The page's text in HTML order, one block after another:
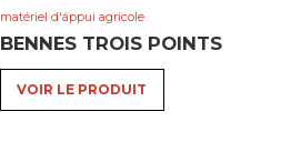
matériel d'áppui agricole
BENNES TROIS POINTS
VOIR LE PRODUIT